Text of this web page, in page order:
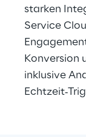
starken
Service
Konversion
inklusive